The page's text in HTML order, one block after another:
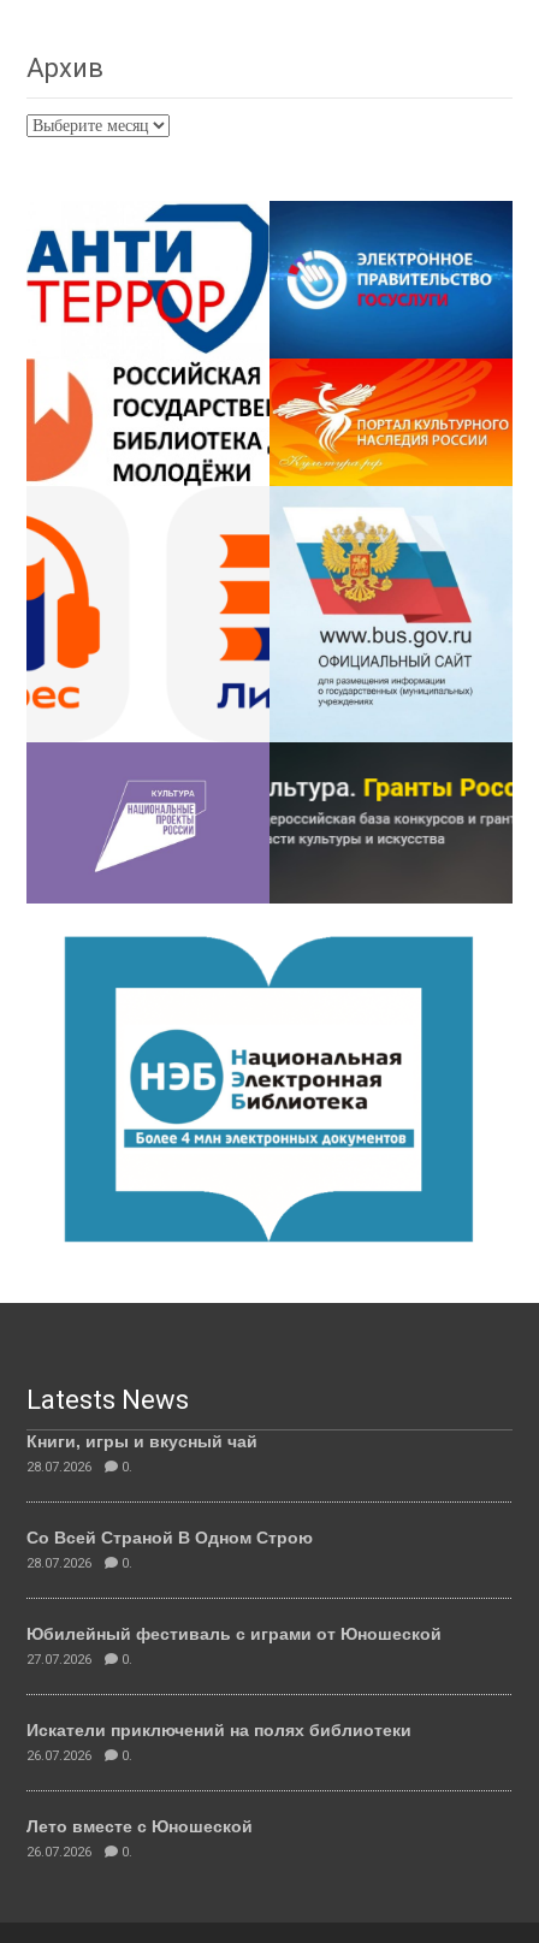
Архив
Архив
Latests News
Книги, игры и вкусный чай
28.07.2026 0.
Со Всей Страной В Одном Строю
28.07.2026 0.
Юбилейный фестиваль с играми от Юношеской
27.07.2026 0.
Искатели приключений на полях библиотеки
26.07.2026 0.
Лето вместе с Юношеской
26.07.2026 0.